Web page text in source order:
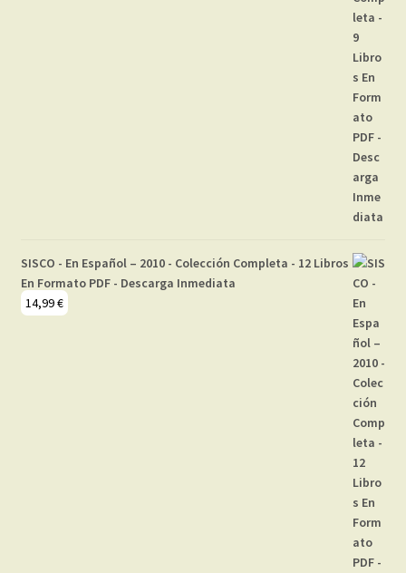
SISCO - En Español – 2010 - Colección Completa - 12 Libros
En Formato PDF - Descarga Inmediata
14,99€